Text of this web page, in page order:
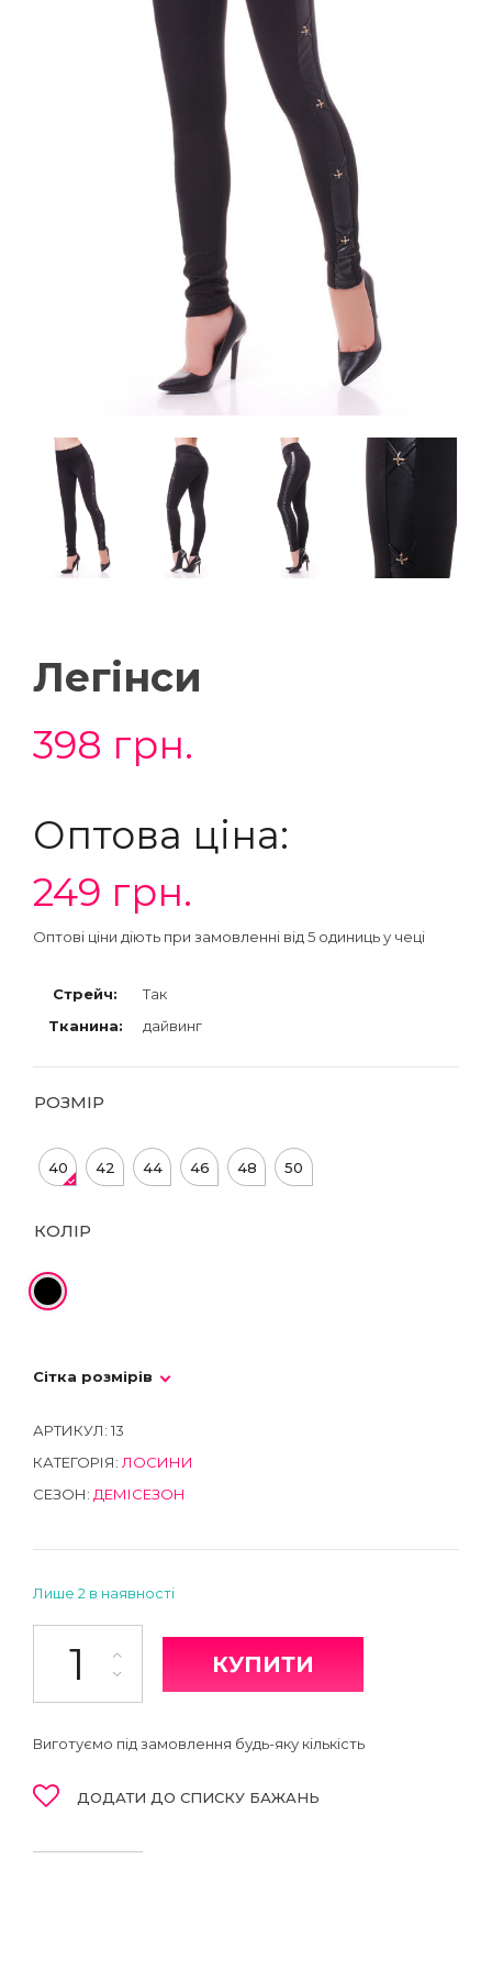
Легінси
398 грн.
Оптова ціна:
249 грн.
Оптові ціни діють при замовленні від 5 одиниць у чеці
Стрейч:
Так
Тканина:
дайвинг
РОЗМІР
40 42 44 46 48 50
КОЛІР
Сітка розмірів
АРТИКУЛ: 13
КАТЕГОРІЯ: ЛОСИНИ
СЕЗОН: ДЕМІСЕЗОН
Лише 2 в наявності
КУПИТИ
Виготуємо під замовлення будь-яку кількість
ДОДАТИ ДО СПИСКУ БАЖАНЬ